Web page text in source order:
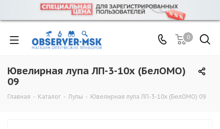
0
Ювелирная лупа ЛП-3-10х (БелОМО)
09
Главная - Каталог - Лупы - Ювелирная лупа ЛП-3-10х (БелОМО) 09